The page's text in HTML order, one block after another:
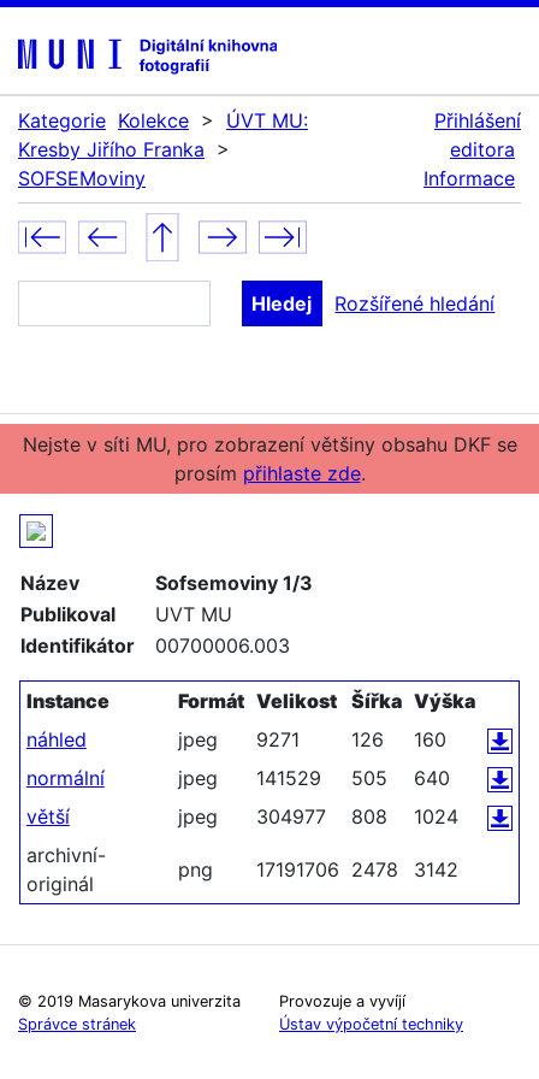
Kategorie Kolekce >
ÚVT MU:
Kresby Jiřího Franka >
SOFSEMoviny
Přihlášení
editora
Informace
Rozšířené hledání
Nejste v síti MU, pro zobrazení většiny obsahu DKF se
prosím přihlaste zde.
Název
Sofsemoviny 1/3
Publikoval
UVT MU
Identifikátor
00700006.003
Instance Formát Velikost Šířka Výška
náhled
jpeg 9271 126
160
normální
jpeg 141529 505
640
větší
jpeg 304977 808
1024
archivní-
originál
png 17191706 2478 3142
© 2019 Masarykova univerzita
Správce stránek
Provozuje a vyvíjí
Ústav výpočetní techniky